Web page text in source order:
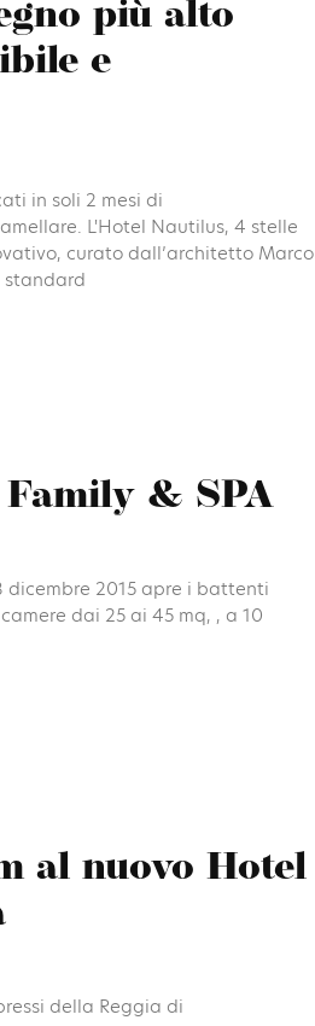
più alto
e
in soli 2 mesi di
L'Hotel Nautilus, 4 stelle
curato dall’architetto Marco
standard
& SPA
dicembre 2015 apre i battenti
dai 25 ai 45 mq, , a 10
al nuovo Hotel
della Reggia di